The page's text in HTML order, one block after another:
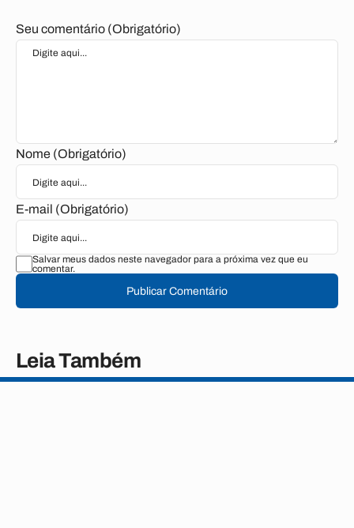
Seu comentário (Obrigatório)
Nome (Obrigatório)
E-mail (Obrigatório)
Salvar meus dados neste navegador para a próxima vez que eu
comentar.
Publicar Comentário
Leia Também